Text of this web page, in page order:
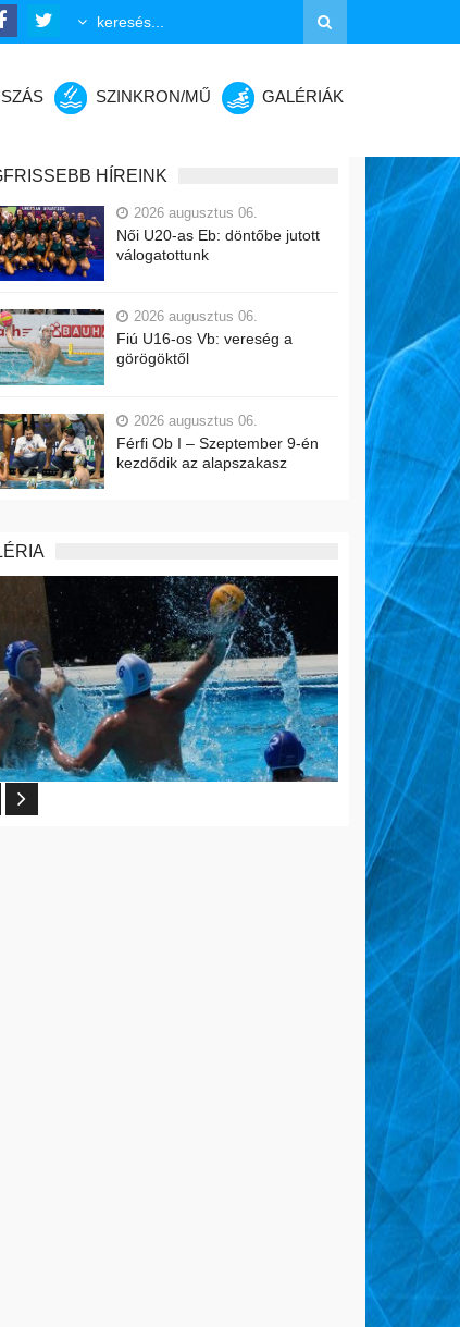
SZINKRON/MŰ GALÉRIÁK
HÍREINK
2026 augusztus 06.
Női U20-as Eb: döntőbe jutott
válogatottunk
2026 augusztus 06.
Fiú U16-os Vb: vereség a
görögöktől
2026 augusztus 06.
Férfi Ob I – Szeptember 9-én
kezdődik az alapszakasz